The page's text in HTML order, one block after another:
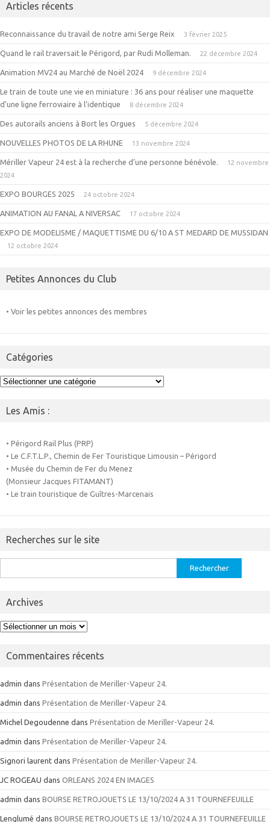
Articles récents
Reconnaissance du travail de notre ami Serge Reix 3 février 2025
Quand le rail traversait le Périgord, par Rudi Molleman. 22 décembre 2024
Animation MV24 au Marché de Noël 2024 9 décembre 2024
Le train de toute une vie en miniature : 36 ans pour réaliser une maquette
d’une ligne ferroviaire à l’identique
8 décembre 2024
Des autorails anciens à Bort les Orgues 5 décembre 2024
NOUVELLES PHOTOS DE LA RHUNE 13 novembre 2024
Mériller Vapeur 24 est à la recherche d’une personne bénévole.
12 novembre
2024
EXPO BOURGES 2025 24 octobre 2024
ANIMATION AU FANAL A NIVERSAC 17 octobre 2024
EXPO DE MODELISME / MAQUETTISME DU 6/10 A ST MEDARD DE MUSSIDAN
12 octobre 2024
Petites Annonces du Club
• Voir les petites annonces des membres
Catégories
Catégories
Les Amis :
• Périgord Rail Plus (PRP)
• Le C.F.T.L.P., Chemin de Fer Touristique Limousin – Périgord
• Musée du Chemin de Fer du Menez
(Monsieur Jacques FITAMANT)
• Le train touristique de Guîtres-Marcenais
Recherches sur le site
Archives
Archives
Commentaires récents
admin dans Présentation de Meriller-Vapeur 24.
admin dans Présentation de Meriller-Vapeur 24.
Michel Degoudenne dans Présentation de Meriller-Vapeur 24.
admin dans Présentation de Meriller-Vapeur 24.
Signori laurent dans Présentation de Meriller-Vapeur 24.
JC ROGEAU dans ORLEANS 2024 EN IMAGES
admin dans BOURSE RETROJOUETS LE 13/10/2024 A 31 TOURNEFEUILLE
Lenglumé dans BOURSE RETROJOUETS LE 13/10/2024 A 31 TOURNEFEUILLE